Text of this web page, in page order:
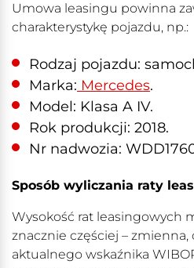
Umowa leasingu powinna
charakterystykę pojazdu, np.:
Rodzaj pojazdu:
Marka: Mercedes.
Model: Klasa A IV.
Rok produkcji: 2018.
Nr nadwozia:
Sposób wyliczania raty
Wysokość rat leasingowych
znacznie częściej – zmienna,
aktualnego wskaźnika